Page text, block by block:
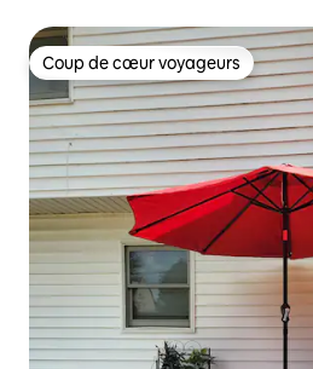
Coup de cœur voyageurs
Coup de cœur voyageurs